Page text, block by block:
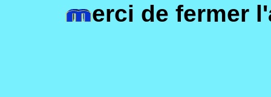
erci de fermer